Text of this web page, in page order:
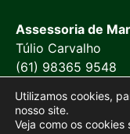
Assessoria de
Túlio Carvalho
(61) 98365 9548
Utilizamos cookies,
nosso site.
Veja como os